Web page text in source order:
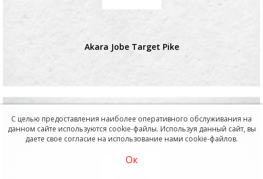
Akara Jobe Target Pike
С целью предоставления наиболее оперативного обслуживания на
данном сайте используются cookie-файлы. Используя данный сайт, вы
даете свое согласие на использование нами cookie-файлов.
Ок